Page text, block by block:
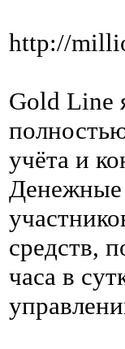
http://
Gold Line
учёта и
Денежные
средств,
часа в